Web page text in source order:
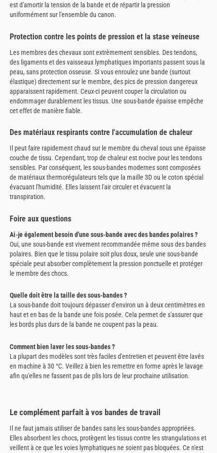
est d'amortir la tension de la bande et de répartir la pression
uniformément sur l'ensemble du canon.
Protection contre les points de pression et la stase veineuse
Les membres des chevaux sont extrêmement sensibles. Des tendons,
des ligaments et des vaisseaux lymphatiques importants passent sous la
peau, sans protection osseuse. Si vous enroulez une bande (surtout
élastique) directement sur le membre, des pics de pression dangereux
apparaissent rapidement. Ceux-ci peuvent couper la circulation ou
endommager durablement les tissus. Une sous-bande épaisse empêche
cet effet de manière fiable.
Des matériaux respirants contre l'accumulation de chaleur
Il peut faire rapidement chaud sur le membre du cheval sous une épaisse
couche de tissu. Cependant, trop de chaleur est nocive pour les tendons
sensibles. Par conséquent, les sous-bandes modernes sont composées
de matériaux thermorégulateurs tels que la maille 3D ou le coton spécial
évacuant l'humidité. Elles laissent l'air circuler et évacuent la
transpiration.
Foire aux questions
Ai-je également besoin d'une sous-bande avec des bandes polaires ?
Oui, une sous-bande est vivement recommandée même sous des bandes
polaires. Bien que le tissu polaire soit plus doux, seule une sous-bande
spéciale peut absorber complètement la pression ponctuelle et protéger
le membre des chocs.
Quelle doit être la taille des sous-bandes ?
La sous-bande doit toujours dépasser d'environ un à deux centimètres en
haut et en bas de la bande une fois posée. Cela permet de s'assurer que
les bords plus durs de la bande ne coupent pas la peau.
Comment bien laver les sous-bandes ?
La plupart des modèles sont très faciles d'entretien et peuvent être lavés
en machine à 30 °C. Veillez à bien les remettre en forme après le lavage
afin qu'elles ne fassent pas de plis lors de leur prochaine utilisation.
Le complément parfait à vos bandes de travail
Il ne faut jamais utiliser de bandes sans les sous-bandes appropriées.
Elles absorbent les chocs, protègent les tissus contre les strangulations et
veillent à ce que les voies lymphatiques ne soient pas bloquées. Ce n'est